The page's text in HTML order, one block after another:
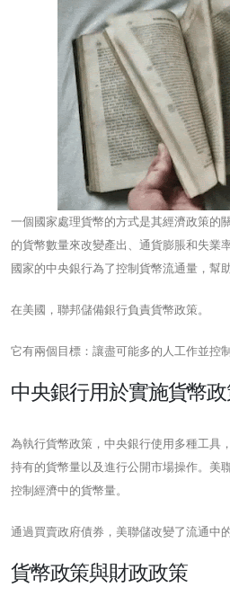
一個國家處理貨幣的方式是其經濟政策的
的貨幣數量來改變產出、通貨膨脹和失業
國家的中央銀行為了控制貨幣流通量，幫
在美國，聯邦儲備銀行負責貨幣政策。
它有兩個目標：讓盡可能多的人工作並控
中央銀行用於實施貨幣
為執行貨幣政策，中央銀行使用多種工具
持有的貨幣量以及進行公開市場操作。美
控制經濟中的貨幣量。
通過買賣政府債券，美聯儲改變了流通中
貨幣政策與財政政策